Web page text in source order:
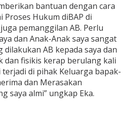
bantuan dengan cara
Hukum diBAP di
pemanggilan AB. Perlu
dan Anak-Anak saya sangat
AB kepada saya dan
dan fisikis kerap berulang kali
di pihak Keluarga bapak-
dan Merasakan
saya almi” ungkap Eka.